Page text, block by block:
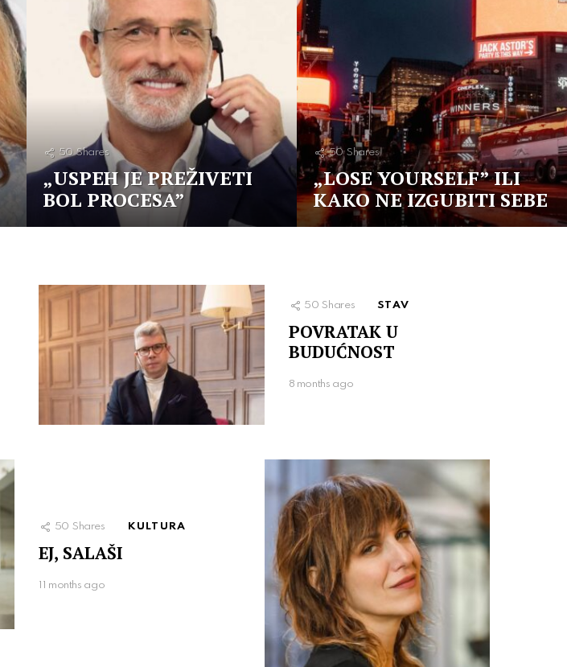
50 Shares
„USPEH JE PREŽIVETI
BOL PROCESA”
50 Shares
„LOSE YOURSELF” ILI
KAKO NE IZGUBITI SEBE
50 Shares STAV
POVRATAK U
BUDUĆNOST
8 months ago
50 Shares KULTURA
EJ, SALAŠI
11 months ago